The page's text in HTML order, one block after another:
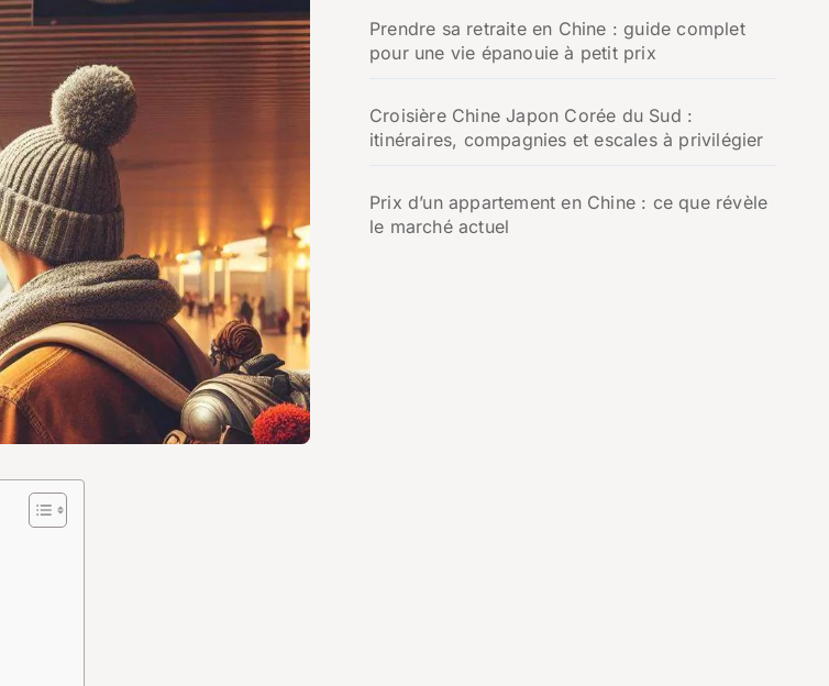
Prendre sa retraite en Chine : guide complet
pour une vie épanouie à petit prix
Croisière Chine Japon Corée du Sud :
itinéraires, compagnies et escales à privilégier
Prix d’un appartement en Chine : ce que révèle
le marché actuel